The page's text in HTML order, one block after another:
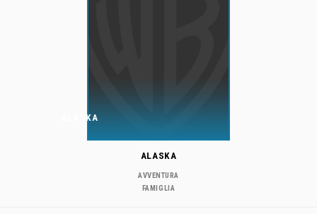
ALASKA
ALASKA
AVVENTURA
FAMIGLIA